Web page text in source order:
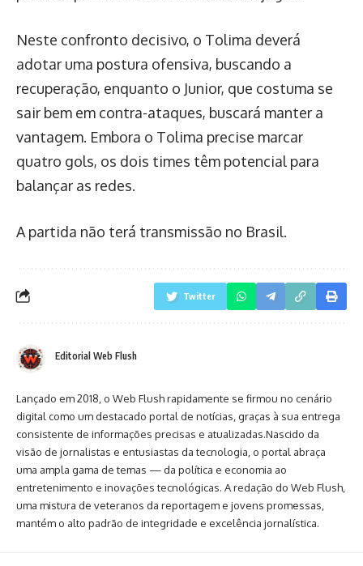
Neste confronto decisivo, o Tolima deverá
adotar uma postura ofensiva, buscando a
recuperação, enquanto o Junior, que costuma se
sair bem em contra-ataques, buscará manter a
vantagem. Embora o Tolima precise marcar
quatro gols, os dois times têm potencial para
balançar as redes.
A partida não terá transmissão no Brasil.
Twitter
Editorial Web Flush
Lançado em 2018, o Web Flush rapidamente se firmou no cenário
digital como um destacado portal de notícias, graças à sua entrega
consistente de informações precisas e atualizadas.Nascido da
visão de jornalistas e entusiastas da tecnologia, o portal abraça
uma ampla gama de temas — da política e economia ao
entretenimento e inovações tecnológicas. A redação do Web Flush,
uma mistura de veteranos da reportagem e jovens promessas,
mantém o alto padrão de integridade e excelência jornalística.